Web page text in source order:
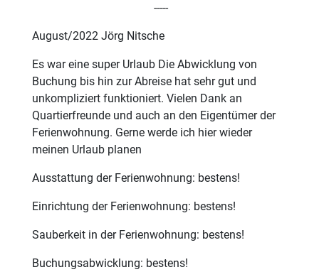
-----
August/2022 Jörg Nitsche
Es war eine super Urlaub Die Abwicklung von
Buchung bis hin zur Abreise hat sehr gut und
unkompliziert funktioniert. Vielen Dank an
Quartierfreunde und auch an den Eigentümer der
Ferienwohnung. Gerne werde ich hier wieder
meinen Urlaub planen
Ausstattung der Ferienwohnung: bestens!
Einrichtung der Ferienwohnung: bestens!
Sauberkeit in der Ferienwohnung: bestens!
Buchungsabwicklung: bestens!